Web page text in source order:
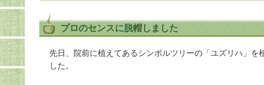
プロのセンスに脱帽しました
先日、院前に植えてあるシンボルツリーの「ユズリハ」を
した。